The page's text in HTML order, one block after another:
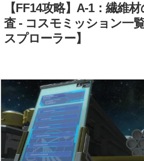
【FF14攻略】A-1：繊維
査 - コスモミッション一
スプローラー】